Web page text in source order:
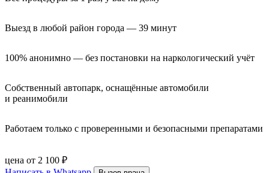
Выезд в любой район города — 39 минут
100% анонимно — без постановки на наркологический учёт
Собственный автопарк, оснащённые автомобили
и реанимобили
Работаем только с проверенными и безопасными препаратами
цена от 2 100 ₽